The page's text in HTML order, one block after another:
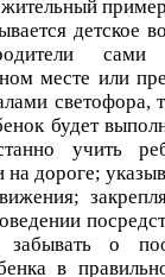
детское
сами
месте или
светофора,
будет
учить
на дороге;
о
в